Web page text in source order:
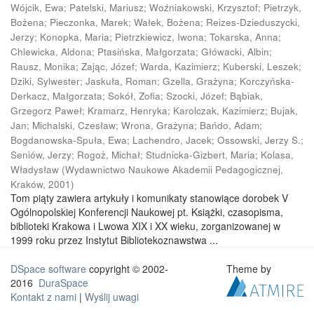
Wójcik, Ewa; Patelski, Mariusz; Woźniakowski, Krzysztof; Pietrzyk,
Bożena; Pieczonka, Marek; Wałek, Bożena; Reizes-Dzieduszycki,
Jerzy; Konopka, Maria; Pietrzkiewicz, Iwona; Tokarska, Anna;
Chlewicka, Aldona; Ptasińska, Małgorzata; Główacki, Albin;
Rausz, Monika; Zając, Józef; Warda, Kazimierz; Kuberski, Leszek;
Dziki, Sylwester; Jaskuła, Roman; Gzella, Grażyna; Korczyńska-
Derkacz, Małgorzata; Sokół, Zofia; Szocki, Józef; Bąbiak,
Grzegorz Paweł; Kramarz, Henryka; Karolczak, Kazimierz; Bujak,
Jan; Michalski, Czesław; Wrona, Grażyna; Bańdo, Adam;
Bogdanowska-Spuła, Ewa; Lachendro, Jacek; Ossowski, Jerzy S.;
Seniów, Jerzy; Rogoż, Michał; Studnicka-Gizbert, Maria; Kolasa,
Władysław (Wydawnictwo Naukowe Akademii Pedagogicznej,
Kraków, 2001)
Tom piąty zawiera artykuły i komunikaty stanowiące dorobek V
Ogólnopolskiej Konferencji Naukowej pt. Książki, czasopisma,
biblioteki Krakowa i Lwowa XIX i XX wieku, zorganizowanej w
1999 roku przez Instytut Bibliotekoznawstwa ...
DSpace software copyright © 2002-
2016 DuraSpace
Kontakt z nami | Wyślij uwagi
Theme by